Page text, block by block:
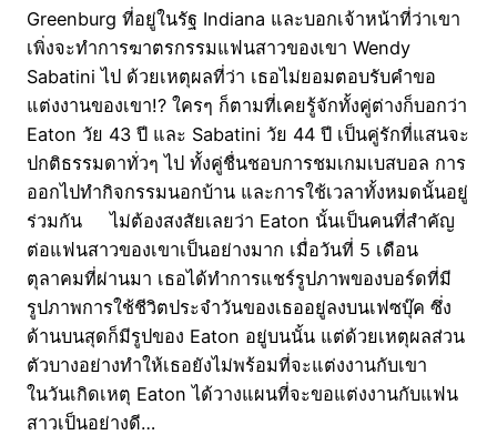
Greenburg ที่อยู่ในรัฐ Indiana และบอกเจ้าหน้าที่ว่าเขา
เพิ่งจะทำการฆาตรกรรมแฟนสาวของเขา Wendy
Sabatini ไป ด้วยเหตุผลที่ว่า เธอไม่ยอมตอบรับคำขอ
แต่งงานของเขา!? ใครๆ ก็ตามที่เคยรู้จักทั้งคู่ต่างก็บอกว่า
Eaton วัย 43 ปี และ Sabatini วัย 44 ปี เป็นคู่รักที่แสนจะ
ปกติธรรมดาทั่วๆ ไป ทั้งคู่ชื่นชอบการชมเกมเบสบอล การ
ออกไปทำกิจกรรมนอกบ้าน และการใช้เวลาทั้งหมดนั้นอยู่
ร่วมกัน ไม่ต้องสงสัยเลยว่า Eaton นั้นเป็นคนที่สำคัญ
ต่อแฟนสาวของเขาเป็นอย่างมาก เมื่อวันที่ 5 เดือน
ตุลาคมที่ผ่านมา เธอได้ทำการแชร์รูปภาพของบอร์ดที่มี
รูปภาพการใช้ชีวิตประจำวันของเธออยู่ลงบนเฟซบุ๊ค ซึ่ง
ด้านบนสุดก็มีรูปของ Eaton อยู่บนนั้น แต่ด้วยเหตุผลส่วน
ตัวบางอย่างทำให้เธอยังไม่พร้อมที่จะแต่งงานกับเขา
ในวันเกิดเหตุ Eaton ได้วางแผนที่จะขอแต่งงานกับแฟน
สาวเป็นอย่างดี…